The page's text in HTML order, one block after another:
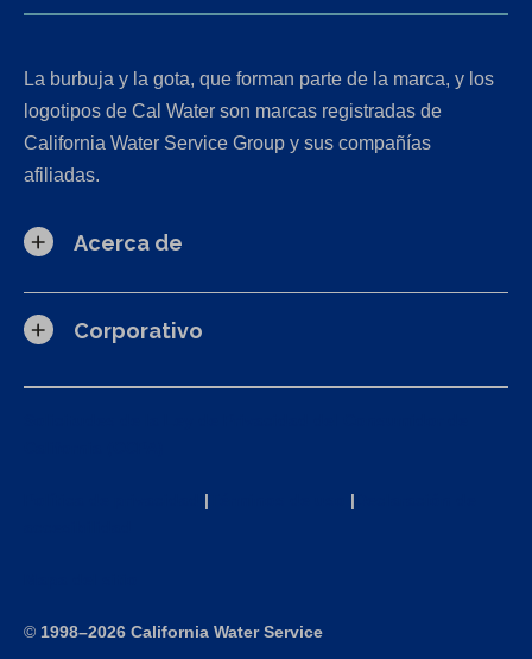
La burbuja y la gota, que forman parte de la marca, y los
logotipos de Cal Water son marcas registradas de
California Water Service Group y sus compañías
afiliadas.
Acerca de
Corporativo
| |
© 1998–2026 California Water Service